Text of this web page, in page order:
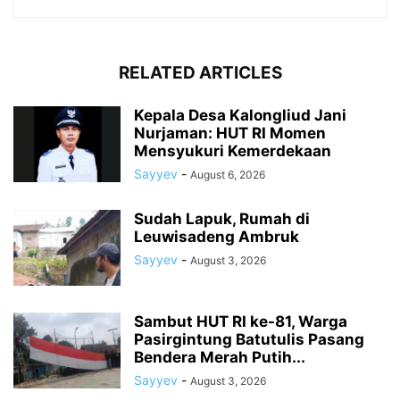
RELATED ARTICLES
Kepala Desa Kalongliud Jani
Nurjaman: HUT RI Momen
Mensyukuri Kemerdekaan
Sayyev - August 6, 2026
Sudah Lapuk, Rumah di
Leuwisadeng Ambruk
Sayyev - August 3, 2026
Sambut HUT RI ke-81, Warga
Pasirgintung Batutulis Pasang
Bendera Merah Putih...
Sayyev - August 3, 2026